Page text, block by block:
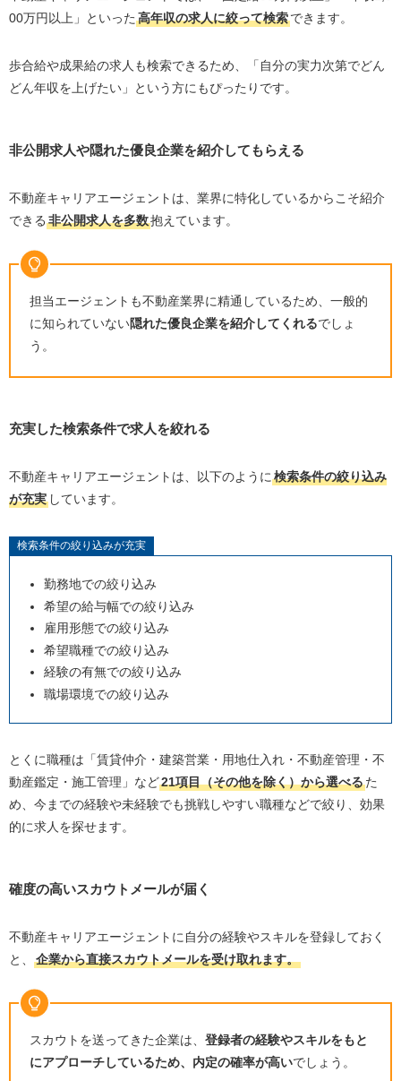
00万円以上」といった 高年収の求人に絞って検索できます。
歩合給や成果給の求人も検索できるため、「自分の実力次第でどん
どん年収を上げたい」という方にもぴったりです。
非公開求人や隠れた優良企業を紹介してもらえる
不動産キャリアエージェントは、業界に特化しているからこそ紹介
できる 非公開求人を多数抱えています。
担当エージェントも不動産業界に精通しているため、一般的
に知られていない隠れた優良企業を紹介してくれるでしょ
う。
充実した検索条件で求人を絞れる
不動産キャリアエージェントは、以下のように 検索条件の絞り込み
が充実しています。
検索条件の絞り込みが充実
勤務地での絞り込み
希望の給与幅での絞り込み
雇用形態での絞り込み
希望職種での絞り込み
経験の有無での絞り込み
職場環境での絞り込み
とくに職種は「賃貸仲介・建築営業・用地仕入れ・不動産管理・不
動産鑑定・施工管理」など21項目（その他を除く）から選べるた
め、今までの経験や未経験でも挑戦しやすい職種などで絞り、効果
的に求人を探せます。
確度の高いスカウトメールが届く
不動産キャリアエージェントに自分の経験やスキルを登録しておく
と、
企業から直接スカウトメールを受け取れます。
スカウトを送ってきた企業は、 登録者の経験やスキルをもと
にアプローチしているため、内定の確率が高いでしょう。